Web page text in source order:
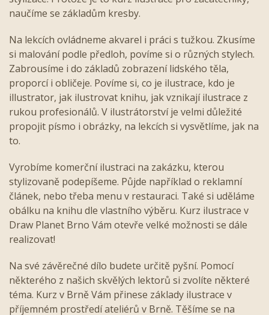
naučíme se základům kresby.
Na lekcích ovládneme akvarel i práci s tužkou. Zkusíme
si malování podle předloh, povíme si o různých stylech.
Zabrousíme i do základů zobrazení lidského těla,
proporcí i obličeje. Povíme si, co je ilustrace, kdo je
illustrator, jak ilustrovat knihu, jak vznikají ilustrace z
rukou profesionálů. V ilustrátorství je velmi důležité
propojit písmo i obrázky, na lekcích si vysvětlíme, jak na
to.
Vyrobíme komerční ilustraci na zakázku, kterou
stylizovaně podepíšeme. Půjde například o reklamní
článek, nebo třeba menu v restauraci. Také si uděláme
obálku na knihu dle vlastního výběru. Kurz ilustrace v
Draw Planet Brno Vám otevře velké možnosti se dále
realizovat!
Na své závěrečné dílo budete určitě pyšní. Pomocí
některého z našich skvělých lektorů si zvolíte některé
téma. Kurz v Brně Vám přinese základy ilustrace v
příjemném prostředí ateliérů v Brně. Těšíme se na